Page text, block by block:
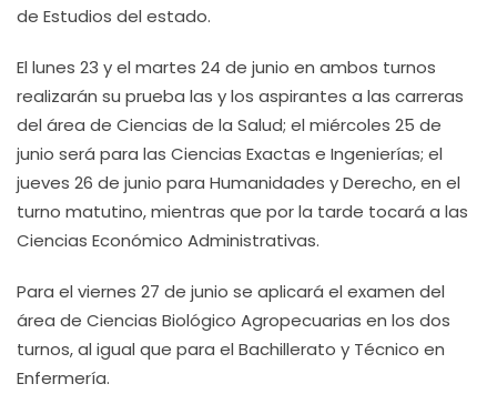
de Estudios del estado.
El lunes 23 y el martes 24 de junio en ambos turnos
realizarán su prueba las y los aspirantes a las carreras
del área de Ciencias de la Salud; el miércoles 25 de
junio será para las Ciencias Exactas e Ingenierías; el
jueves 26 de junio para Humanidades y Derecho, en el
turno matutino, mientras que por la tarde tocará a las
Ciencias Económico Administrativas.
Para el viernes 27 de junio se aplicará el examen del
área de Ciencias Biológico Agropecuarias en los dos
turnos, al igual que para el Bachillerato y Técnico en
Enfermería.